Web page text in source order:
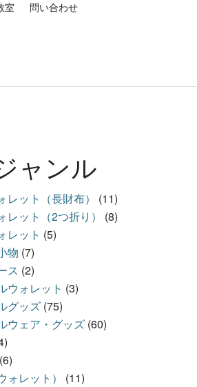
室 問い合わせ
ャンル
レット（長財布）
(11)
レット（2つ折り）
(8)
レット (5)
物 (7)
ス (2)
ウォレット (3)
グッズ (75)
ウェア・グッズ (60)
(6)
ォレット）
(11)